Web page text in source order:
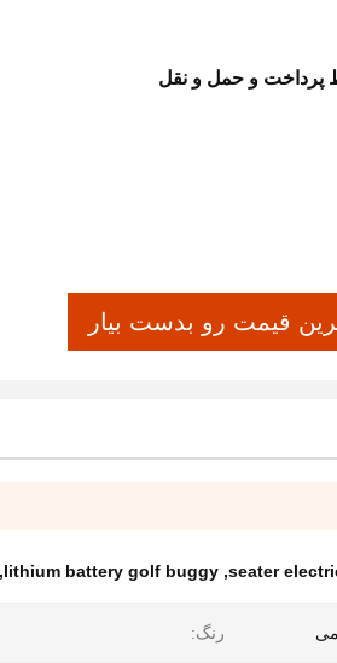
پرداخت و حمل و نقل
قیمت رو بدست بیار
,
lithium battery golf buggy
,
رنگ: